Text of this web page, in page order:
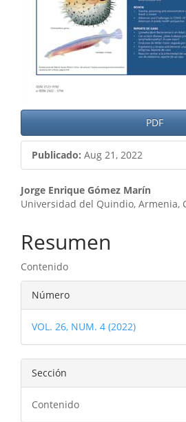
PDF
Publicado: Aug 21, 2022
Contenido
principal
del
artículo
Jorge Enrique Gómez Marín
Universidad del Quindio, Armenia,
Resumen
Contenido
Detalles
del
artículo
Número
VOL. 26, NUM. 4 (2022)
Sección
Contenido